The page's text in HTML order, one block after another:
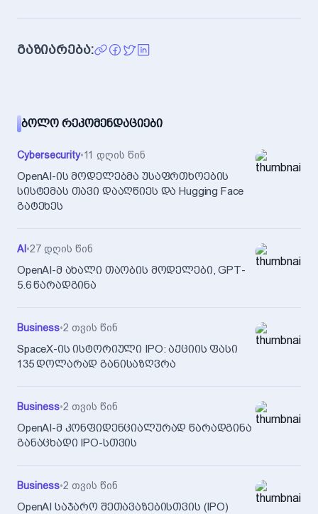
გაზიარება:
ᲑᲝᲚᲝ ᲠᲔᲙᲝᲛᲔᲜᲓᲐᲪᲘᲔᲑᲘ
Cybersecurity•11 დღის წინ
OpenAI-ის მოდელებმა უსაფრთხოების
სისტემას თავი დააღწიეს და Hugging Face
გატეხეს
AI •27 დღის წინ
OpenAI-მ ახალი თაობის მოდელები, GPT-
5.6 წარადგინა
Business•2 თვის წინ
SpaceX-ის ისტორიული IPO: აქციის ფასი
135 დოლარად განისაზღვრა
Business•2 თვის წინ
OpenAI-მ კონფიდენციალურად წარადგინა
განაცხადი IPO-სთვის
Business•2 თვის წინ
OpenAI საჯარო შეთავაზებისთვის (IPO)